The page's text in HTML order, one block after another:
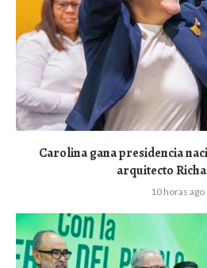
Carolina gana presidencia
arquitecto
10 horas ago